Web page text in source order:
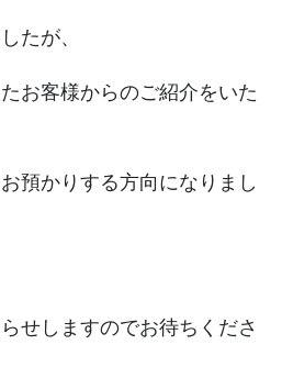
たが、
お客様からのご紹介をいた
預かりする方向になりまし
せしますのでお待ちくださ